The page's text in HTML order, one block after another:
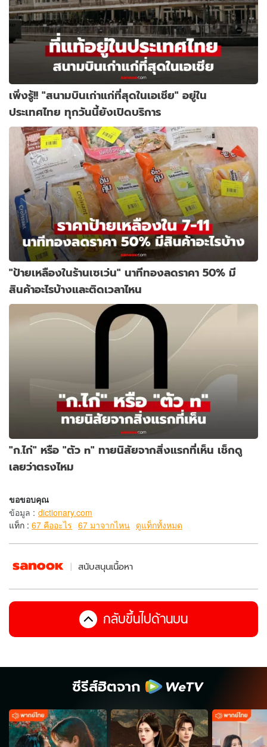
เพิ่งรู้!! "สนามบินเก่าแก่ที่สุดในเอเชีย" อยู่ใน
ประเทศไทย ทุกวันนี้ยังเปิดบริการ
"ป้ายเหลืองในร้านเซเว่น" นาทีทองลดราคา 50% มี
สินค้าอะไรบ้างและติดเวลาไหน
"ก.ไก่" หรือ "ตัว n" ทายนิสัยจากสิ่งแรกที่เห็น เช็กดู
เลยว่าตรงไหม
ขอขอบคุณ
ข้อมูล : dictionary.com
แท็ก : 67 คืออะไร 67 มาจากไหน ดูแท็กทั้งหมด
สนับสนุนเนื้อหา
กลับขึ้นไปด้านบน
ซีรีส์ฮิตจาก